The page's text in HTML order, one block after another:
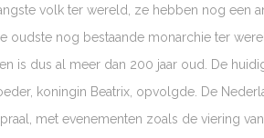
volk ter wereld, ze hebben nog een
oudste nog bestaande monarchie ter
is dus al meer dan 200 jaar oud. De
koningin Beatrix, opvolgde. De
met evenementen zoals de viering